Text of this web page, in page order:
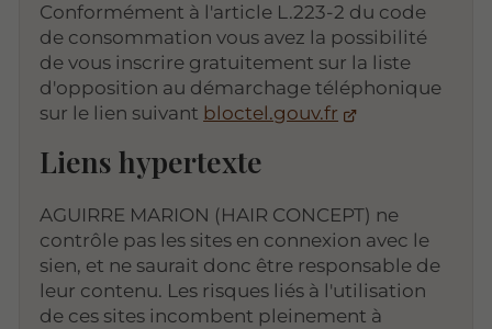
Conformément à l'article L.223-2 du code
de consommation vous avez la possibilité
de vous inscrire gratuitement sur la liste
d'opposition au démarchage téléphonique
sur le lien suivant bloctel.gouv.fr
Liens hypertexte
AGUIRRE MARION (HAIR CONCEPT) ne
contrôle pas les sites en connexion avec le
sien, et ne saurait donc être responsable de
leur contenu. Les risques liés à l'utilisation
de ces sites incombent pleinement à